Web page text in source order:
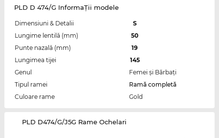
PLD D 474/G InformaŢii modele
Dimensiuni & Detalii
S
Lungime lentilă (mm)
50
Punte nazală (mm)
19
Lungimea tijei
145
Genul
Femei şi Bărbaţi
Tipul ramei
Ramă completă
Culoare rame
Gold
‌PLD D474/G/J5G Rame Ochelari